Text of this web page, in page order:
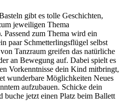
gibt es tolle Geschichten,
jeweiligen Thema
Passend zum Thema wird ein
paar Schmetterlingsflügel selbst
Tanzraum greifen das natürliche
an Bewegung auf. Dabei spielt es
Vorkenntnisse dein Kind mitbringt,
wunderbare Möglichkeiten Neues
aufzubauen. Schicke dein
buche jetzt einen Platz beim Ballett